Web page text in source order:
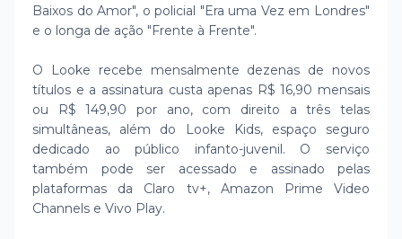
Baixos do Amor", o policial "Era uma Vez em Londres"
e o longa de ação "Frente à Frente".
O Looke recebe mensalmente dezenas de novos
títulos e a assinatura custa apenas R$ 16,90 mensais
ou R$ 149,90 por ano, com direito a três telas
simultâneas, além do Looke Kids, espaço seguro
dedicado ao público infanto-juvenil. O serviço
também pode ser acessado e assinado pelas
plataformas da Claro tv+, Amazon Prime Video
Channels e Vivo Play.